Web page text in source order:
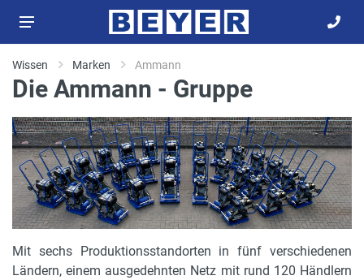
Wissen Marken Ammann
Die Ammann - Gruppe
Mit sechs Produktionsstandorten in fünf verschiedenen
Ländern, einem ausgedehnten Netz mit rund 120 Händlern